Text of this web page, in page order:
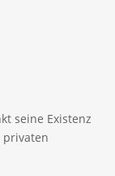
seine Existenz
privaten